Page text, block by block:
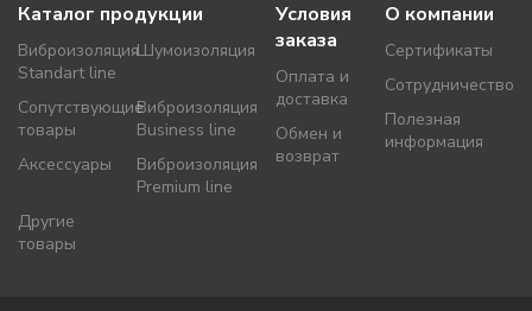
Каталог продукции
Виброизоляция
Standart line
Виброизоляция
Business line
Виброизоляция
Premium line
Шумоизоляция
Аксессуары
Другие
товары
Сопутствующие
товары
Условия
заказа
Оплата и
доставка
Обмен и
возврат
О компании
Сертификаты
Сотрудничество
Полезная
информация